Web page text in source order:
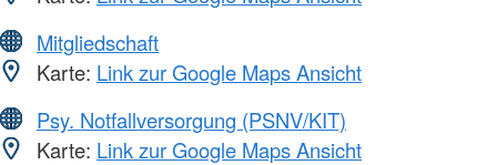
Mitgliedschaft
Karte: Link zur Google Maps Ansicht
Psy. Notfallversorgung (PSNV/KIT)
Karte: Link zur Google Maps Ansicht